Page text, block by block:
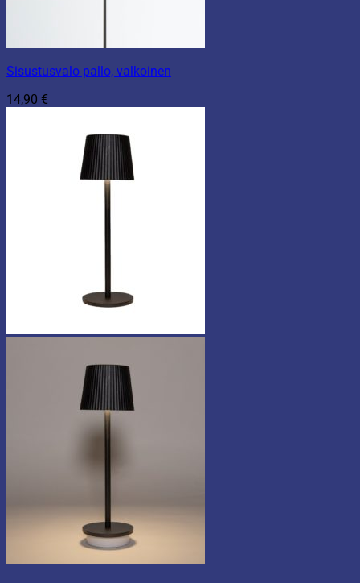
Sisustusvalo pallo, valkoinen
14,90 €